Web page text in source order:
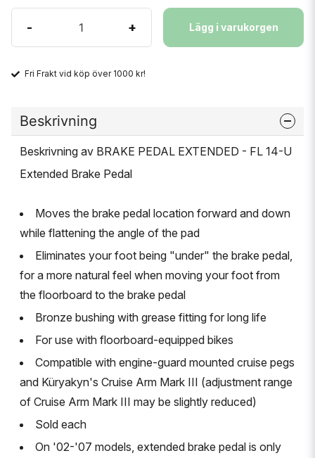
- + Lägg i varukorgen
Fri Frakt vid köp över 1000 kr!
Beskrivning
Beskrivning av BRAKE PEDAL EXTENDED - FL 14-U
Extended Brake Pedal
Moves the brake pedal location forward and down
while flattening the angle of the pad
Eliminates your foot being "under" the brake pedal,
for a more natural feel when moving your foot from
the floorboard to the brake pedal
Bronze bushing with grease fitting for long life
For use with floorboard-equipped bikes
Compatible with engine-guard mounted cruise pegs
and Küryakyn's Cruise Arm Mark III (adjustment range
of Cruise Arm Mark III may be slightly reduced)
Sold each
On '02-'07 models, extended brake pedal is only